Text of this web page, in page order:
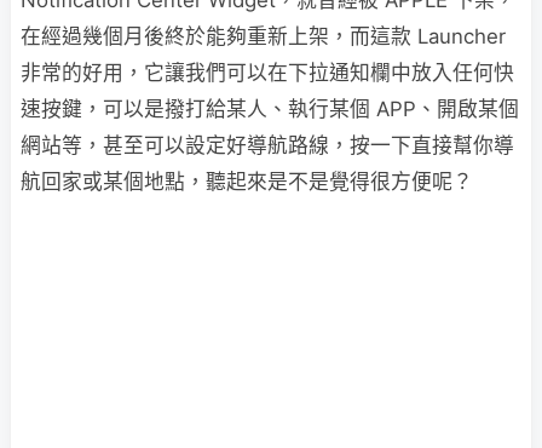
在經過幾個月後終於能夠重新上架，而這款 Launcher
非常的好用，它讓我們可以在下拉通知欄中放入任何快
速按鍵，可以是撥打給某人、執行某個 APP、開啟某個
網站等，甚至可以設定好導航路線，按一下直接幫你導
航回家或某個地點，聽起來是不是覺得很方便呢？